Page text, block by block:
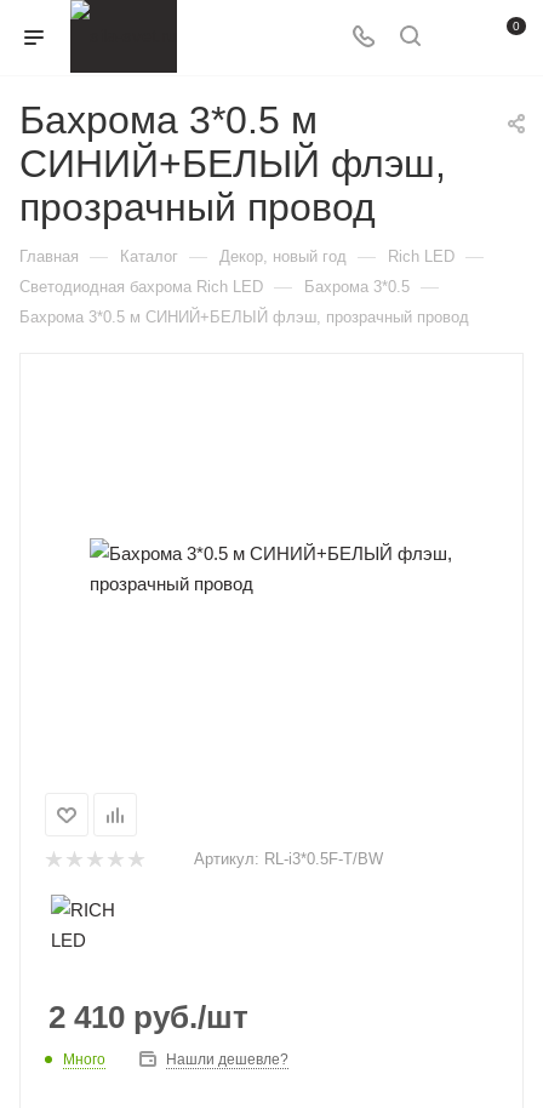
0
Бахрома 3*0.5 м
СИНИЙ+БЕЛЫЙ флэш,
прозрачный провод
Главная — Каталог — Декор, новый год — Rich LED —
Светодиодная бахрома Rich LED — Бахрома 3*0.5 —
Бахрома 3*0.5 м СИНИЙ+БЕЛЫЙ флэш, прозрачный провод
Артикул: RL-i3*0.5F-T/BW
2 410 руб./шт
Много Нашли дешевле?